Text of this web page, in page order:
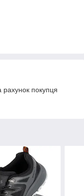
рахунок покупця